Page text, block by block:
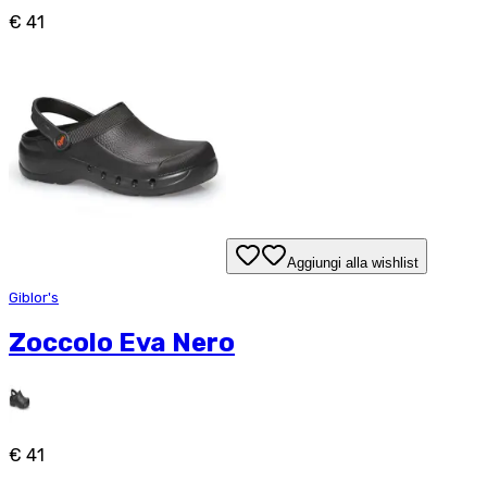
€ 41
Aggiungi alla wishlist
Giblor's
Zoccolo Eva Nero
€ 41